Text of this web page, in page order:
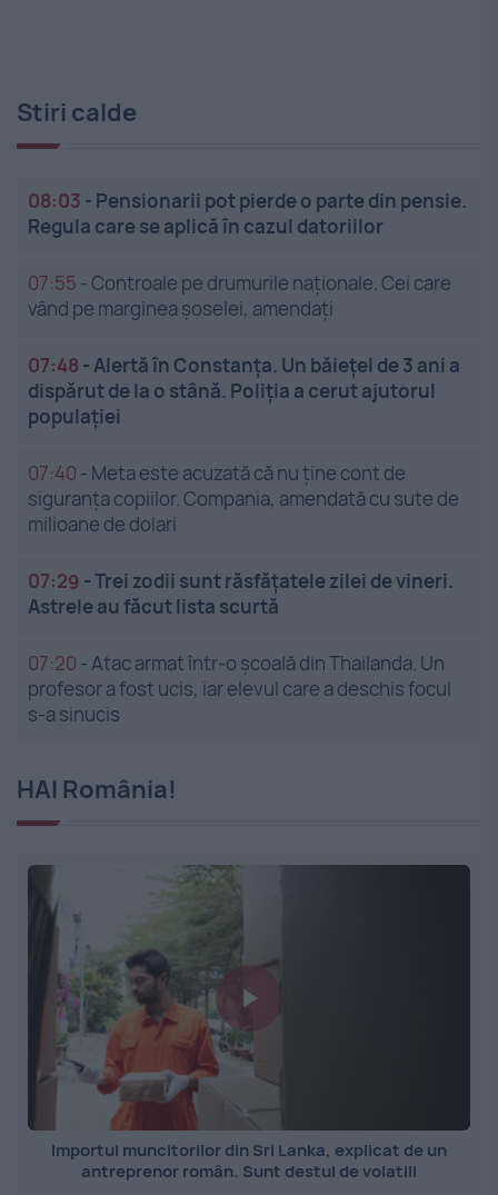
Stiri calde
08:03 - Pensionarii pot pierde o parte din pensie.
Regula care se aplică în cazul datoriilor
07:55 -Controale pe drumurile naționale. Cei care
vând pe marginea șoselei, amendați
07:48 -Alertă în Constanța. Un băiețel de 3 ani a
dispărut de la o stână. Poliția a cerut ajutorul
populației
07:40 - Meta este acuzată că nu ține cont de
siguranța copiilor. Compania, amendată cu sute de
milioane de dolari
07:29 -Trei zodii sunt răsfățatele zilei de vineri.
Astrele au făcut lista scurtă
07:20 -Atac armat într-o școală din Thailanda. Un
profesor a fost ucis, iar elevul care a deschis focul
s-a sinucis
HAI România!
Importul muncitorilor din Sri Lanka, explicat de un
antreprenor român. Sunt destul de volatili